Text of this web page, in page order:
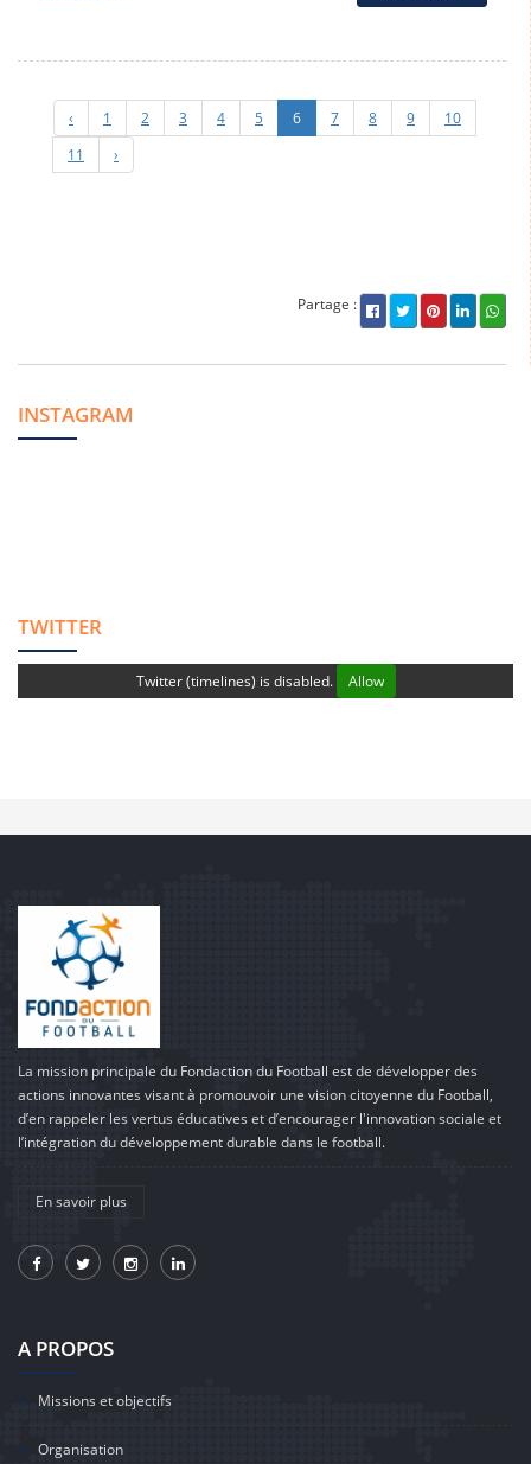
‹ 1 2 3 4 5 6 7 8 9
10
11
›
Partage :
INSTAGRAM
TWITTER
Twitter (timelines) is disabled. Allow
La mission principale du Fondaction du Football est de développer des
actions innovantes visant à promouvoir une vision citoyenne du Football,
d’en rappeler les vertus éducatives et d’encourager l'innovation sociale et
l’intégration du développement durable dans le football.
En savoir plus
A PROPOS
Missions et objectifs
Organisation